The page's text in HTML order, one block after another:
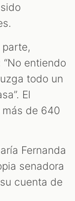
entiendo
todo un
El
de 640
Fernanda
senadora
cuenta de